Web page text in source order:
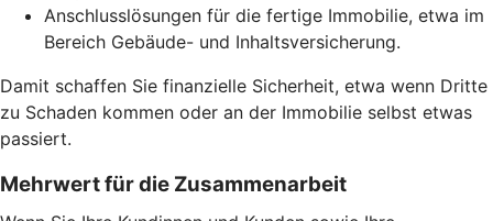
Anschlusslösungen für die fertige Immobilie, etwa im
Bereich Gebäude- und Inhaltsversicherung.
Damit schaffen Sie finanzielle Sicherheit, etwa wenn Dritte
zu Schaden kommen oder an der Immobilie selbst etwas
passiert.
Mehrwert für die Zusammenarbeit